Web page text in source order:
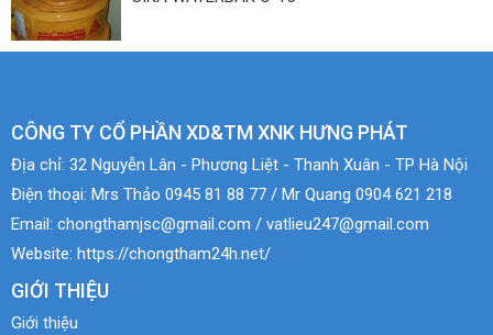
CÔNG TY CỔ PHẦN XD&TM XNK HƯNG PHÁT
Địa chỉ: 32 Nguyễn Lân - Phương Liệt - Thanh Xuân - TP Hà Nội
Điện thoại: Mrs Thảo 0945 81 88 77 / Mr Quang 0904 621 218
Email: chongthamjsc@gmail.com / vatlieu247@gmail.com
Website: https://chongtham24h.net/
GIỚI THIỆU
Giới thiệu